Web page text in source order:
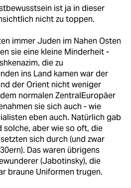
ist ja in dieser
nicht zu toppen.
immer Juden im Nahen Osten
sie eine kleine Minderheit -
die zu
ins Land kamen war der
der Orient nicht weniger
normalen ZentralEuropäer
sie sich auch - wie
eben auch. Natürlich gab
solche, aber wie so oft, die
sich durch (und zwar
Das waren übrigens
(Jabotinsky), die
braune Uniformen trugen.